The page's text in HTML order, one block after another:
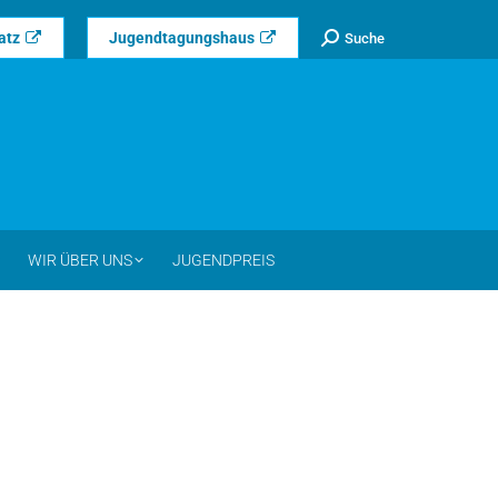
Jugendtagungshaus Search:
Suche
WIR ÜBER UNS JUGENDPREIS